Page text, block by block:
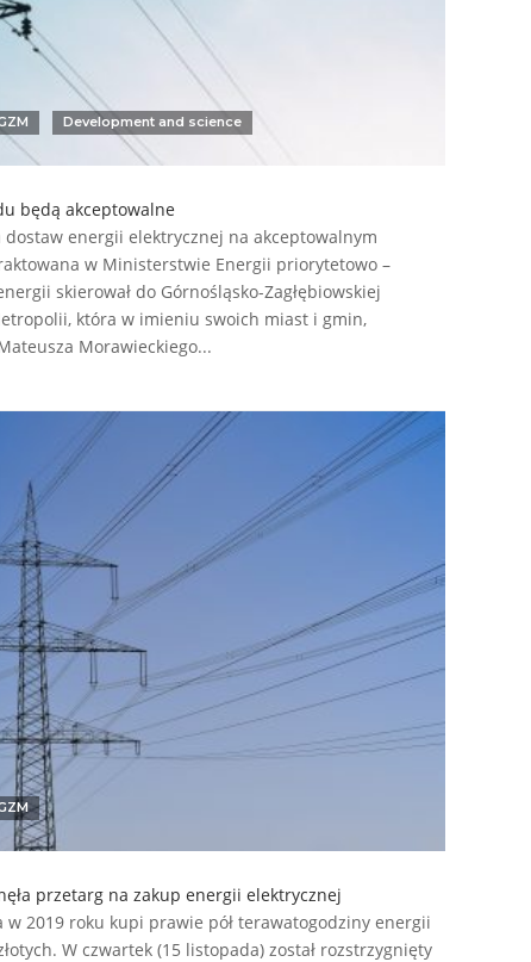
Development and science
będą akceptowalne
energii elektrycznej na akceptowalnym
w Ministerstwie Energii priorytetowo –
skierował do Górnośląsko-Zagłębiowskiej
która w imieniu swoich miast i gmin,
Morawieckiego...
przetarg na zakup energii elektrycznej
2019 roku kupi prawie pół terawatogodziny energii
W czwartek (15 listopada) został rozstrzygnięty